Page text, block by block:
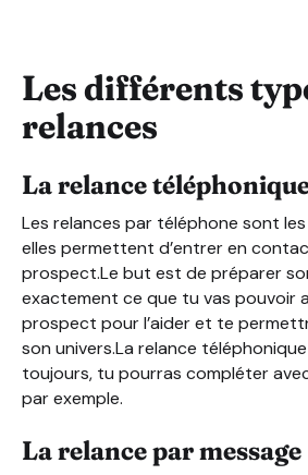
Les différents
relances
La relance
Les relances par téléphone sont
elles permettent d’entrer en
prospect.Le but est de préparer
exactement ce que tu vas pouvoir
prospect pour l’aider et te
son univers.La relance
toujours, tu pourras compléter
par exemple.
La relance par message